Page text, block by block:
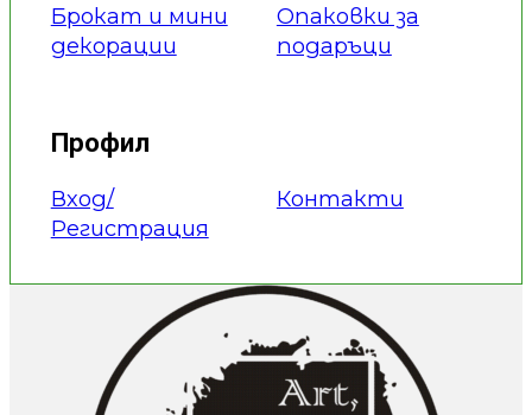
Брокат и мини
декорации
Опаковки за
подаръци
Профил
Вход/
Регистрация
Контакти